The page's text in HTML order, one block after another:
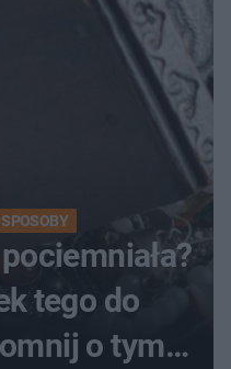
tego do
o tym